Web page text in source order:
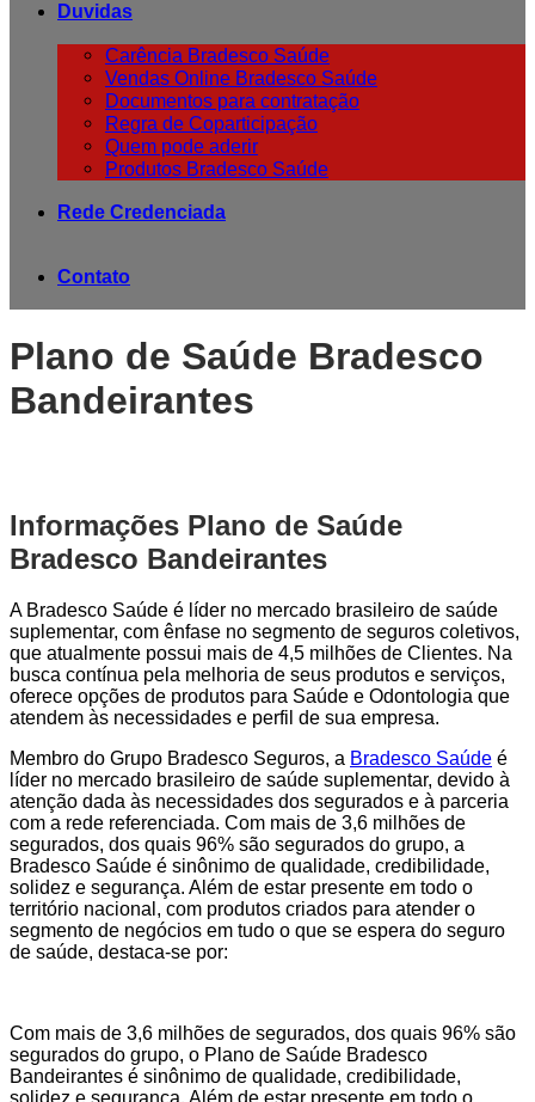
Duvidas
Carência Bradesco Saúde
Vendas Online Bradesco Saúde
Documentos para contratação
Regra de Coparticipação
Quem pode aderir
Produtos Bradesco Saúde
Rede Credenciada
Contato
Plano de Saúde Bradesco
Bandeirantes
Informações Plano de Saúde
Bradesco Bandeirantes
A Bradesco Saúde é líder no mercado brasileiro de saúde
suplementar, com ênfase no segmento de seguros coletivos,
que atualmente possui mais de 4,5 milhões de Clientes. Na
busca contínua pela melhoria de seus produtos e serviços,
oferece opções de produtos para Saúde e Odontologia que
atendem às necessidades e perfil de sua empresa.
Membro do Grupo Bradesco Seguros, a Bradesco Saúde é
líder no mercado brasileiro de saúde suplementar, devido à
atenção dada às necessidades dos segurados e à parceria
com a rede referenciada. Com mais de 3,6 milhões de
segurados, dos quais 96% são segurados do grupo, a
Bradesco Saúde é sinônimo de qualidade, credibilidade,
solidez e segurança. Além de estar presente em todo o
território nacional, com produtos criados para atender o
segmento de negócios em tudo o que se espera do seguro
de saúde, destaca-se por:
Com mais de 3,6 milhões de segurados, dos quais 96% são
segurados do grupo, o Plano de Saúde Bradesco
Bandeirantes é sinônimo de qualidade, credibilidade,
solidez e segurança. Além de estar presente em todo o